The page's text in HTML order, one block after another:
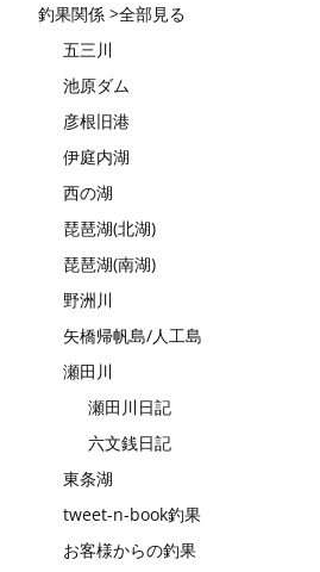
釣果関係 >全部見る
五三川
池原ダム
彦根旧港
伊庭内湖
西の湖
琵琶湖(北湖)
琵琶湖(南湖)
野洲川
矢橋帰帆島/人工島
瀬田川
瀬田川日記
六文銭日記
東条湖
tweet-n-book釣果
お客様からの釣果